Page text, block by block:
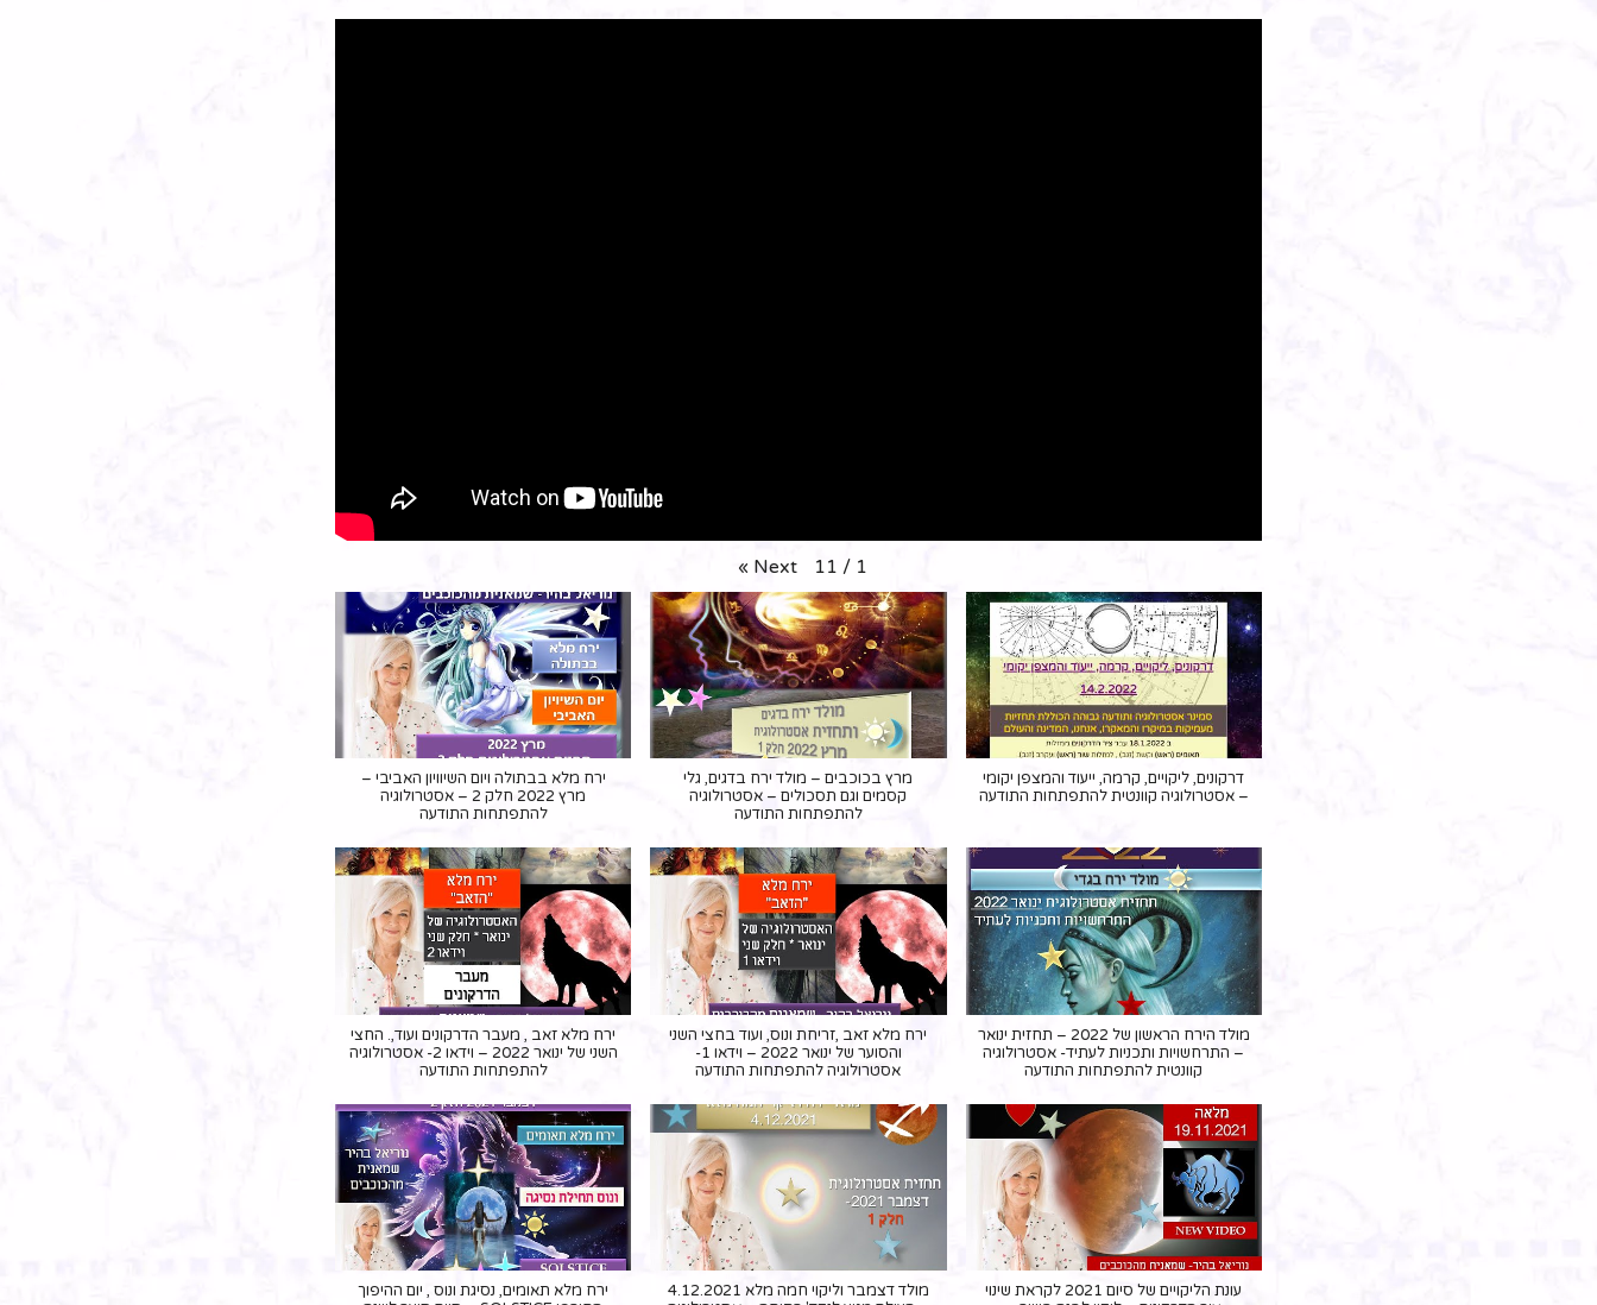
1
/
11
Next
»
ירח מלא בבתולה ויום השיוויון האביבי –
מרץ 2022 חלק 2 – אסטרולוגיה
להתפתחות התודעה
מרץ בכוכבים – מולד ירח בדגים, גלי
קסמים וגם תסכולים – אסטרולוגיה
להתפתחות התודעה
דרקונים, ליקויים, קרמה, ייעוד והמצפן יקומי
– אסטרולוגיה קוונטית להתפתחות התודעה
ירח מלא זאב , מעבר הדרקונים ועוד,. החצי
השני של ינואר 2022 – וידאו 2- אסטרולוגיה
להתפתחות התודעה
ירח מלא זאב ,זריחת ונוס, ועוד בחצי השני
והסוער של ינואר 2022 – וידאו 1-
אסטרולוגיה להתפתחות התודעה
מולד הירח הראשון של 2022 – תחזית ינואר
– התרחשויות ותכניות לעתיד- אסטרולוגיה
קוונטית להתפתחות התודעה
ירח מלא תאומים, נסיגת ונוס , יום ההיפוך
מולד דצמבר וליקוי חמה מלא 4.12.2021
עונת הליקויים של סיום 2021 לקראת שינוי